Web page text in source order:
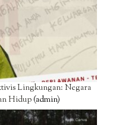
Lingkungan: Negara
Hidup(admin)